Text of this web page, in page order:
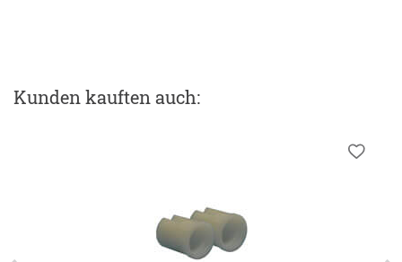
Kunden kauften auch: